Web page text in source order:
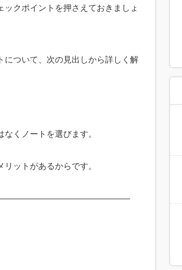
クポイントを押さえておきましょ
について、次の見出しから詳しく解
くノートを選びます。
ットがあるからです。
性――――――――――――――――